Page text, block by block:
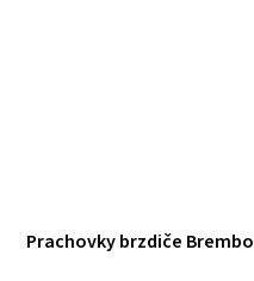
Prachovky brzdiče Brembo